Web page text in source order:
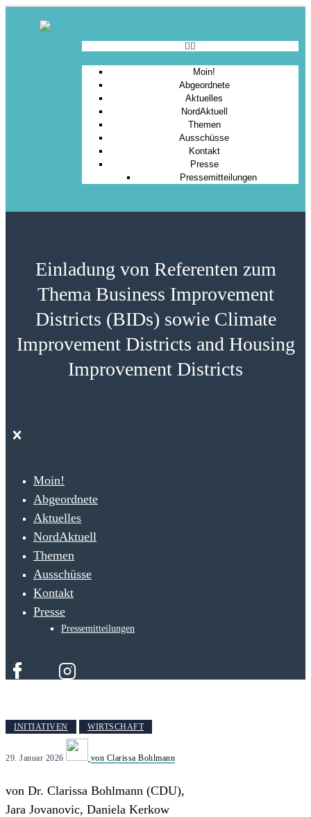
Moin!
Abgeordnete
Aktuelles
NordAktuell
Themen
Ausschüsse
Kontakt
Presse
Pressemitteilungen
Einladung von Referenten zum
Thema Business Improvement
Districts (BIDs) sowie Climate
Improvement Districts and Housing
Improvement Districts
Moin!
Abgeordnete
Aktuelles
NordAktuell
Themen
Ausschüsse
Kontakt
Presse
Pressemitteilungen
INITIATIVEN WIRTSCHAFT
29. Januar 2026 von Clarissa Bohlmann
von Dr. Clarissa Bohlmann (CDU),
Jara Jovanovic, Daniela Kerkow